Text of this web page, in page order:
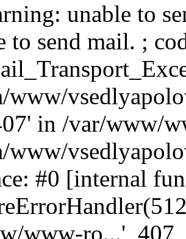
unable to
to send mail. ;
www/
in /var/www/
www/
#0 [internal
www-ro...',